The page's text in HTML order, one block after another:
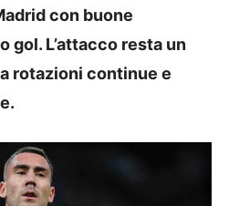
con buone
gol. L’attacco resta un
rotazioni continue e